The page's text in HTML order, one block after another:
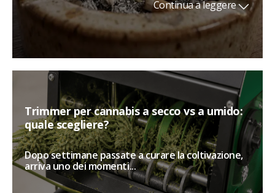
Continua a leggere
Trimmer per cannabis a secco vs a umido:
quale scegliere?
Dopo settimane passate a curare la coltivazione,
arriva uno dei momenti...